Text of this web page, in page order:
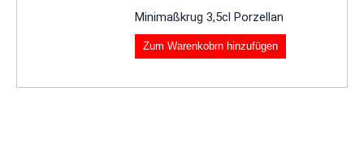
Minimaßkrug 3,5cl Porzellan
Zum Warenkobrn hinzufügen